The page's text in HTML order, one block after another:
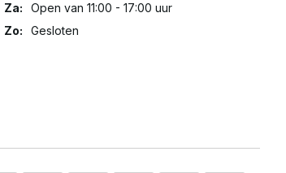
Za:
Open van 11:00 - 17:00 uur
Zo:
Gesloten